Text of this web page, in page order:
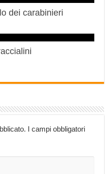
dei carabinieri
I campi obbligatori